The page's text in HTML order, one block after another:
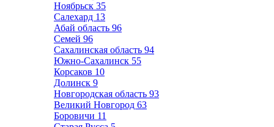
Ноябрьск 35
Салехард 13
Абай область 96
Семей 96
Сахалинская область 94
Южно-Сахалинск 55
Корсаков 10
Долинск 9
Новгородская область 93
Великий Новгород 63
Боровичи 11